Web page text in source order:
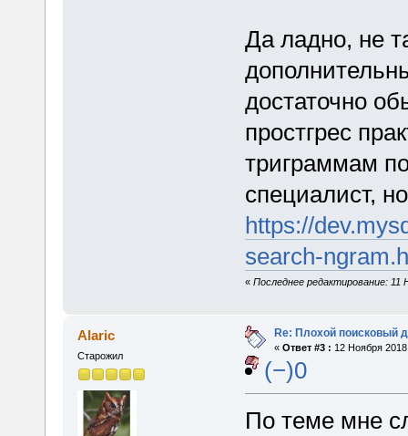
Да ладно, не
достаточно
простгрес
триграммам
специалист,
https://
search-
« Последнее редактирование: 11
Alaric
Старожил
Re: Плохой поисковый
« Ответ #3 : 12 Ноября
(−)0
По теме мне